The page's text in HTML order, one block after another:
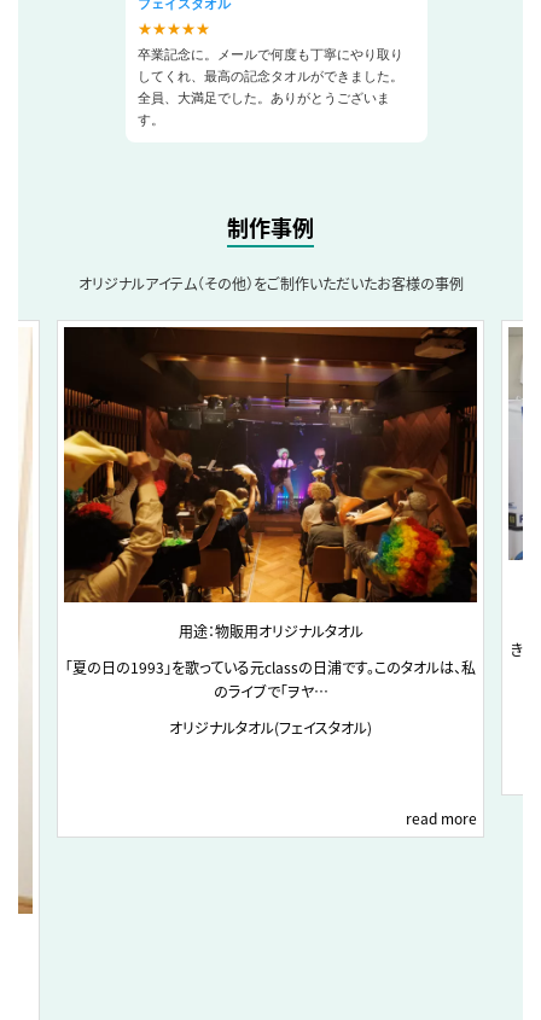
フェイスタオル
★★★★★
卒業記念に。メールで何度も丁寧にやり取り
してくれ、最高の記念タオルができました。
全員、大満足でした。ありがとうございま
す。
制作事例
オリジナルアイテム（その他）をご制作いただいたお客様の事例
用途：物販用オリジナルタオル
「夏の日の1993」を歌っている元classの日浦です。このタオルは、私
のライブで「ヲヤ…
オリジナルタオル(フェイスタオル)
read more
き